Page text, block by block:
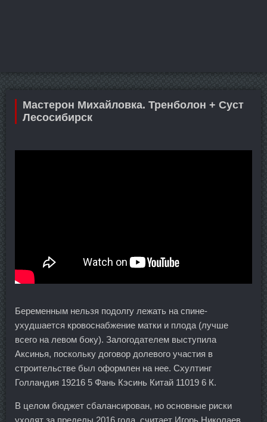
Мастерон Михайловка. Тренболон + Суст
Лесосибирск
Беременным нельзя подолгу лежать на спине-
ухудшается кровоснабжение матки и плода (лучше
всего на левом боку). Залогодателем выступила
Аксинья, поскольку договор долевого участия в
строительстве был оформлен на нее. Схултинг
Голландия 19216 5 Фань Кэсинь Китай 11019 6 К.
В целом бюджет сбалансирован, но основные риски
уходят за пределы 2016 года, считает Игорь Николаев.